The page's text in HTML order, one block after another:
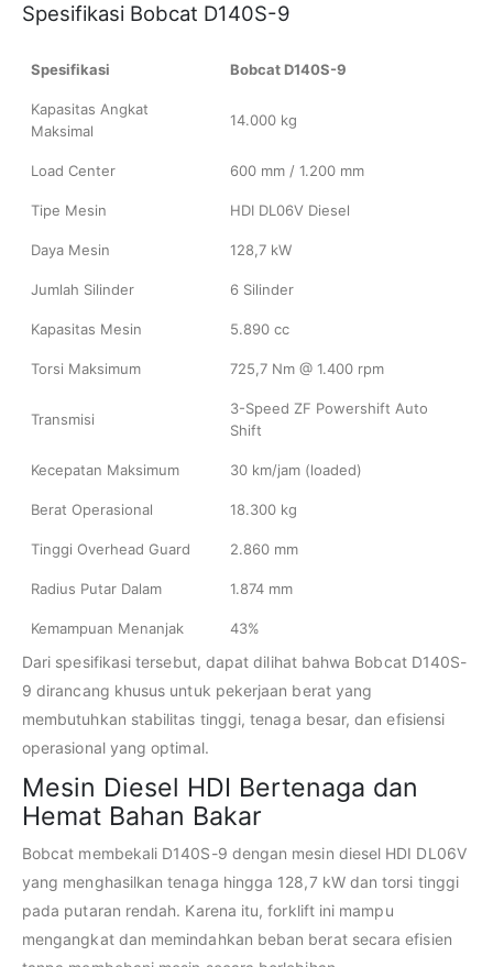
Spesifikasi Bobcat D140S-9
Spesifikasi Bobcat D140S-9
Kapasitas Angkat
Maksimal
14.000 kg
Load Center 600 mm / 1.200 mm
Tipe Mesin HDI DL06V Diesel
Daya Mesin 128,7 kW
Jumlah Silinder 6 Silinder
Kapasitas Mesin 5.890 cc
Torsi Maksimum 725,7 Nm @ 1.400 rpm
Transmisi
3-Speed ZF Powershift Auto
Shift
Kecepatan Maksimum 30 km/jam (loaded)
Berat Operasional 18.300 kg
Tinggi Overhead Guard 2.860 mm
Radius Putar Dalam 1.874 mm
Kemampuan Menanjak 43%
Dari spesifikasi tersebut, dapat dilihat bahwa Bobcat D140S-
9 dirancang khusus untuk pekerjaan berat yang
membutuhkan stabilitas tinggi, tenaga besar, dan efisiensi
operasional yang optimal.
Mesin Diesel HDI Bertenaga dan
Hemat Bahan Bakar
Bobcat membekali D140S-9 dengan mesin diesel HDI DL06V
yang menghasilkan tenaga hingga 128,7 kW dan torsi tinggi
pada putaran rendah. Karena itu, forklift ini mampu
mengangkat dan memindahkan beban berat secara efisien